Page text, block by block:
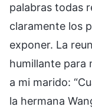
palabras todas
claramente los
exponer. La
humillante para
a mi marido:
la hermana